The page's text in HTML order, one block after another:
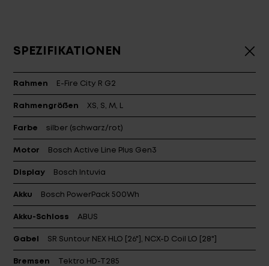
de-DE Login
SPEZIFIKATIONEN
Rahmen E-Fire City R G2
Rahmengrößen XS, S, M, L
Farbe silber (schwarz/rot)
Motor Bosch Active Line Plus Gen3
Display Bosch Intuvia
Akku Bosch PowerPack 500Wh
Akku-Schloss ABUS
Gabel SR Suntour NEX HLO [26"], NCX-D Coil LO [28"]
Bremsen Tektro HD-T285